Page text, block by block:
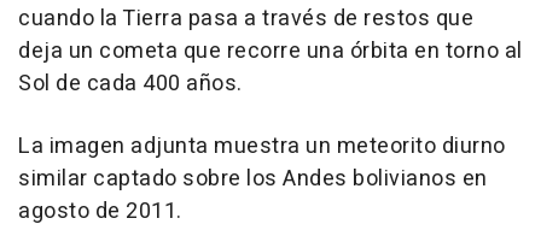
cuando la Tierra pasa a través de restos que
deja un cometa que recorre una órbita en torno al
Sol de cada 400 años.
La imagen adjunta muestra un meteorito diurno
similar captado sobre los Andes bolivianos en
agosto de 2011.